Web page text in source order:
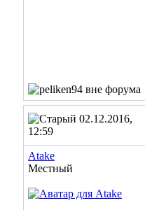
02.12.2016,
12:59
Atake
Местный